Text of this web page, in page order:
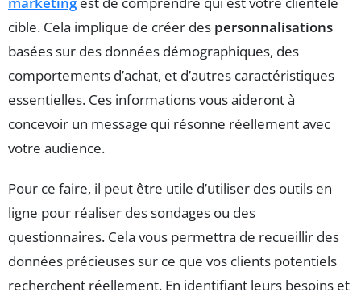
cible. Cela implique de créer des personnalisations
basées sur des données démographiques, des
comportements d’achat, et d’autres caractéristiques
essentielles. Ces informations vous aideront à
concevoir un message qui résonne réellement avec
votre audience.
Pour ce faire, il peut être utile d’utiliser des outils en
ligne pour réaliser des sondages ou des
questionnaires. Cela vous permettra de recueillir des
données précieuses sur ce que vos clients potentiels
recherchent réellement. En identifiant leurs besoins et